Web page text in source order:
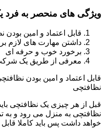
ویژگی های منحصر به فرد
قابل اعتماد و امین بودن
داشتن مهارت های لازم
برخورد خوب و حرفه ای
معرفی از طریق یک
قابل اعتماد و امین بودن
نظافتچی
قبل از هر چیزی یک نظافتچی
نظافتچی به منزل می رود و
خواهد داشت پس باید کاملا قابل